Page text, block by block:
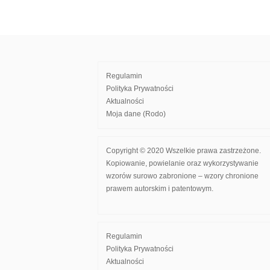
Regulamin
Polityka Prywatności
Aktualności
Moja dane (Rodo)
Copyright © 2020 Wszelkie prawa zastrzeżone.
Kopiowanie, powielanie oraz wykorzystywanie
wzorów surowo zabronione – wzory chronione
prawem autorskim i patentowym.
Regulamin
Polityka Prywatności
Aktualności